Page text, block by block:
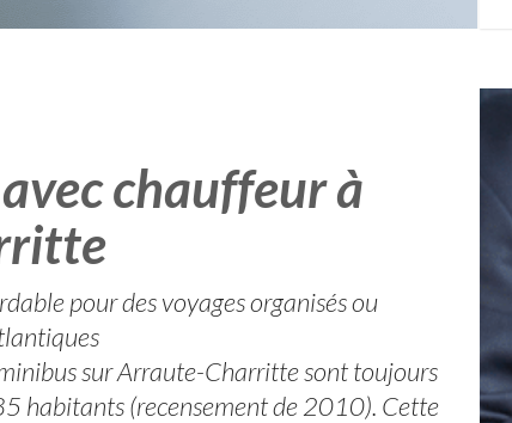
chauffeur à
pour des voyages organisés ou
sur Arraute-Charritte sont toujours
habitants (recensement de 2010). Cette